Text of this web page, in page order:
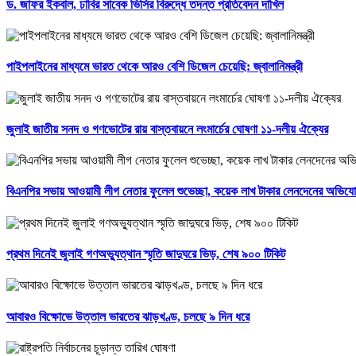
ড. জাফর ইকবাল, ঢাবির সাবেক ভিসির বিরুদ্ধে তদন্ত প্রতিবেদন দাখিল
পাইপলাইনের মাধ্যমে ভারত থেকে আরও বেশি ডিজেল চেয়েছি: জ্বালানিমন্ত্রী
জুলাই জাতীয় সনদ ও গণভোটের রায় বাস্তবায়নে লংমার্চের ঘোষণা ১১-দলীয় ঐক্যের
বিএনপির সভায় আওয়ামী লীগ নেতার ফুলেল শুভেচ্ছা, কয়েক লাখ টাকার লেনদেনের
প্রথম দিনেই জুলাই গণঅভ্যুত্থান স্মৃতি জাদুঘরে ভিড়, শেষ ৯০০ টিকিট
আবারও বিক্ষোভে উত্তাল ভারতের ঝাড়খণ্ড, চলছে ৯ দিন ধরে